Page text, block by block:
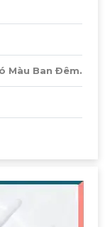
Màu Ban Ðêm.